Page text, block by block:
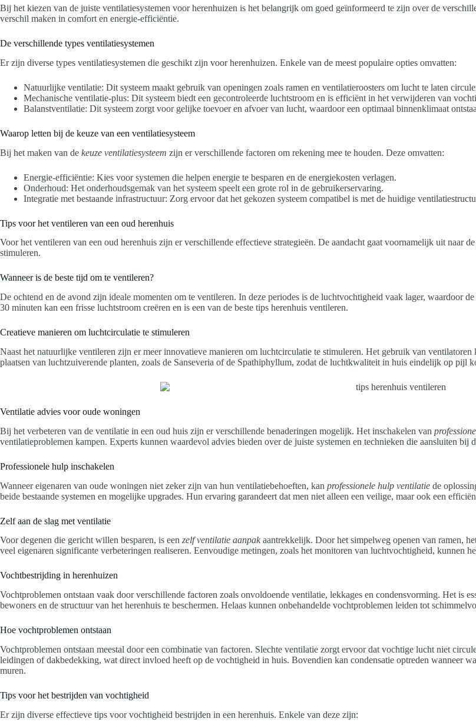
Bij het kiezen van de juiste ventilatiesystemen voor herenhuizen is het belangrijk om goed geïnformeerd te zijn over de
verschil maken in comfort en energie-efficiëntie.
De verschillende types ventilatiesystemen
Er zijn diverse types ventilatiesystemen die geschikt zijn voor herenhuizen. Enkele van de meest populaire opties omvatten:
Natuurlijke ventilatie: Dit systeem maakt gebruik van openingen zoals ramen en ventilatieroosters om lucht te laten
Mechanische ventilatie-plus: Dit systeem biedt een gecontroleerde luchtstroom en is efficiënt in het verwijderen van
Balanstventilatie: Dit systeem zorgt voor gelijke toevoer en afvoer van lucht, waardoor een optimaal binnenklimaat
Waarop letten bij de keuze van een ventilatiesysteem
Bij het maken van de keuze ventilatiesysteem zijn er verschillende factoren om rekening mee te houden. Deze omvatten:
Energie-efficiëntie: Kies voor systemen die helpen energie te besparen en de energiekosten verlagen.
Onderhoud: Het onderhoudsgemak van het systeem speelt een grote rol in de gebruikerservaring.
Integratie met bestaande infrastructuur: Zorg ervoor dat het gekozen systeem compatibel is met de huidige
Tips voor het ventileren van een oud herenhuis
Voor het ventileren van een oud herenhuis zijn er verschillende effectieve strategieën. De aandacht gaat voornamelijk uit naar de
stimuleren.
Wanneer is de beste tijd om te ventileren?
De ochtend en de avond zijn ideale momenten om te ventileren. In deze periodes is de luchtvochtigheid vaak lager, waardoor
30 minuten kan een frisse luchtstroom creëren en is een van de beste tips herenhuis ventileren.
Creatieve manieren om luchtcirculatie te stimuleren
Naast het natuurlijke ventileren zijn er meer innovatieve manieren om luchtcirculatie te stimuleren. Het gebruik van
plaatsen van luchtzuiverende planten, zoals de Sanseveria of de Spathiphyllum, zodat de luchtkwaliteit in huis eindelijk op pijl
Ventilatie advies voor oude woningen
Bij het verbeteren van de ventilatie in een oud huis zijn er verschillende benaderingen mogelijk. Het inschakelen van
ventilatieproblemen kampen. Experts kunnen waardevol advies bieden over de juiste systemen en technieken die aansluiten bij
Professionele hulp inschakelen
Wanneer eigenaren van oude woningen niet zeker zijn van hun ventilatiebehoeften, kan professionele hulp ventilatie de
beide bestaande systemen en mogelijke upgrades. Hun ervaring garandeert dat men niet alleen een veilige, maar ook een
Zelf aan de slag met ventilatie
Voor degenen die gericht willen besparen, is een zelf ventilatie aanpakaantrekkelijk. Door het simpelweg openen van ramen,
veel eigenaren significante verbeteringen realiseren. Eenvoudige metingen, zoals het monitoren van luchtvochtigheid, kunnen
Vochtbestrijding in herenhuizen
Vochtproblemen ontstaan vaak door verschillende factoren zoals onvoldoende ventilatie, lekkages en condensvorming. Het is
bewoners en de structuur van het herenhuis te beschermen. Helaas kunnen onbehandelde vochtproblemen leiden tot
Hoe vochtproblemen ontstaan
Vochtproblemen ontstaan meestal door een combinatie van factoren. Slechte ventilatie zorgt ervoor dat vochtige lucht niet
leidingen of dakbedekking, wat direct invloed heeft op de vochtigheid in huis. Bovendien kan condensatie optreden wanneer
muren.
Tips voor het bestrijden van vochtigheid
Er zijn diverse effectieve tips voor vochtigheid bestrijden in een herenhuis. Enkele van deze zijn: